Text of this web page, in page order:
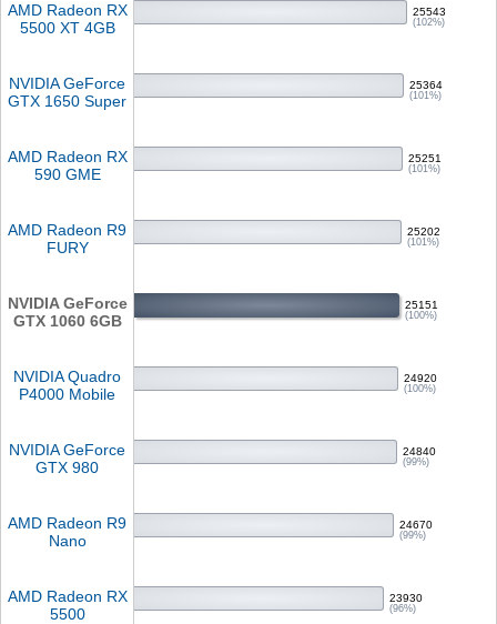
AMD Radeon RX
5500 XT 4GB
25543
(102%)
NVIDIA GeForce
GTX 1650 Super
25364
(101%)
AMD Radeon RX
590 GME
25251
(101%)
AMD Radeon R9
FURY
25202
(101%)
NVIDIA GeForce
GTX 1060 6GB
25151
(100%)
NVIDIA Quadro
P4000 Mobile
24920
(100%)
NVIDIA GeForce
GTX 980
24840
(99%)
AMD Radeon R9
Nano
24670
(99%)
AMD Radeon RX
5500
23930
(96%)